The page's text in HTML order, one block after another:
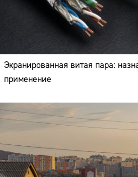
Экранированная витая пара:
применение